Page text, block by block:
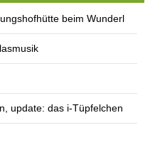
beim Wunderl
update: das i-Tüpfelchen